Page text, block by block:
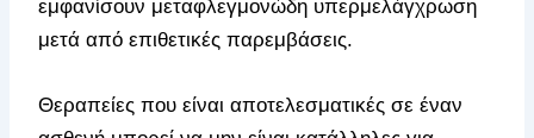
εμφανίσουν μεταφλεγμονώδη υπερμελάγχρωση
μετά από επιθετικές παρεμβάσεις.
Θεραπείες που είναι αποτελεσματικές σε έναν